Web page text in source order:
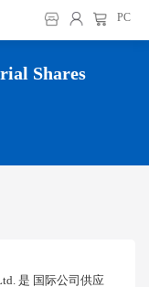
PC
Shares
是 国际公司供应